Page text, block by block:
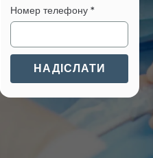
Номер телефону *
НАДІСЛАТИ